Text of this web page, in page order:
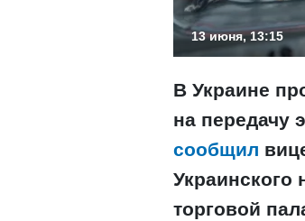
13 июня, 13:15
В Украине
на передачу
сообщил
Украинского
торговой